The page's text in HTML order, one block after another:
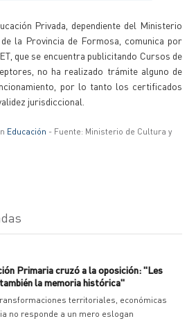
Privada, dependiente del Ministerio
la Provincia de Formosa, comunica por
que se encuentra publicitando Cursos de
no ha realizado trámite alguno de
por lo tanto los certificados
jurisdiccional.
Educación - Fuente: Ministerio de Cultura y
Primaria cruzó a la oposición: "Les
la memoria histórica"
territoriales, económicas
no responde a un mero eslogan